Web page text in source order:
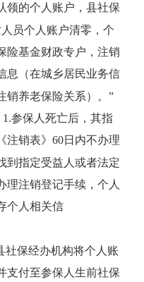
领的个人账户，县社保
员个人账户清零，个
险基金财政专户，注销
息（在城乡居民业务信
销养老保险关系）。”
1.参保人死亡后，其指
销表》 60日内不办理
到指定受益人或者法定
理注销登记手续，个人
个人相关信
社保经办机构将个人账
支付至参保人生前社保